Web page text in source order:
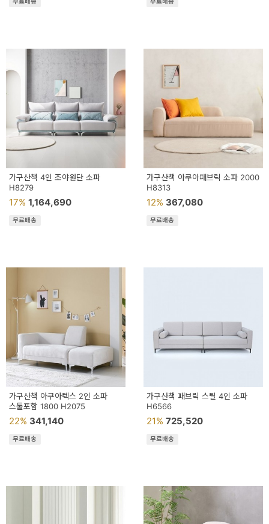
가구산책 4인 조야원단 소파
H8279
17% 1,164,690
무료배송
가구산책 아쿠아패브릭 소파 2000
H8313
12% 367,080
무료배송
가구산책 아쿠아텍스 2인 소파
스툴포함 1800 H2075
22% 341,140
무료배송
가구산책 패브릭 스틸 4인 소파
H6566
21% 725,520
무료배송